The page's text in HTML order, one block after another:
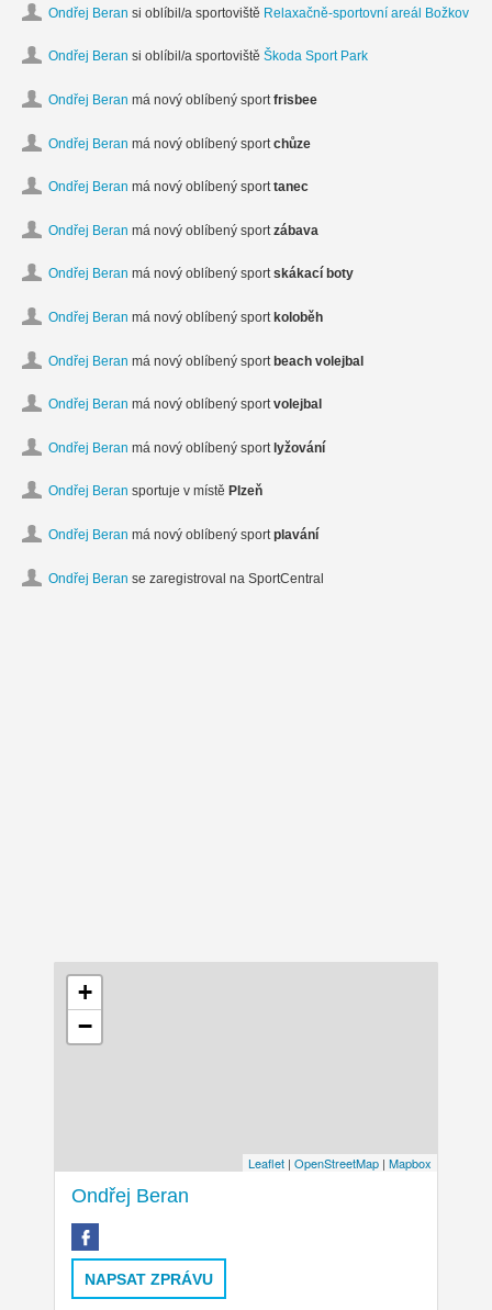
Ondřej Beran si oblíbil/a sportoviště Relaxačně-sportovní areál Božkov
Ondřej Beran si oblíbil/a sportoviště Škoda Sport Park
Ondřej Beran má nový oblíbený sportfrisbee
Ondřej Beran má nový oblíbený sport chůze
Ondřej Beran má nový oblíbený sporttanec
Ondřej Beran má nový oblíbený sport zábava
Ondřej Beran má nový oblíbený sportskákací boty
Ondřej Beran má nový oblíbený sport koloběh
Ondřej Beran má nový oblíbený sport beach volejbal
Ondřej Beran má nový oblíbený sportvolejbal
Ondřej Beran má nový oblíbený sport lyžování
Ondřej Beran sportuje v místě Plzeň
Ondřej Beran má nový oblíbený sportplavání
Ondřej Beran se zaregistroval na SportCentral
+
−
Leaflet | OpenStreetMap | Mapbox
Ondřej Beran
NAPSAT ZPRÁVU